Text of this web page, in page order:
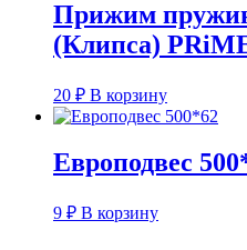
Прижим
(Клипса)
20 ₽ В корзину
Европодвес
9 ₽ В корзину